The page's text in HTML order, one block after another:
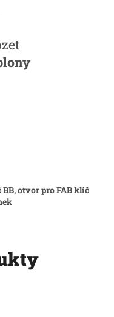
otvor pro FAB klíč